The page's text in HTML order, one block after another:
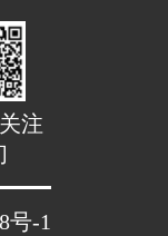
注
号-1